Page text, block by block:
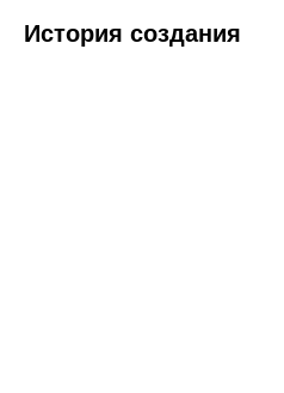
История создания